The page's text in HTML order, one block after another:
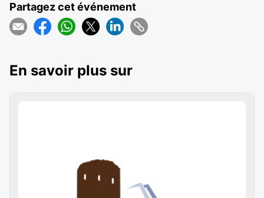
Partagez cet événement
En savoir plus sur